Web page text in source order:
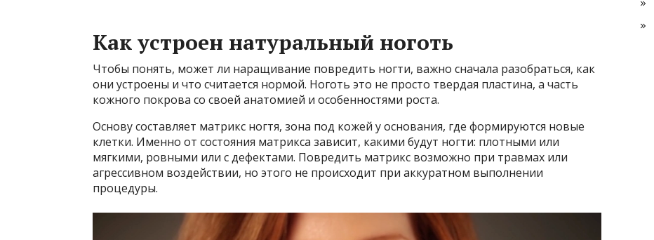
Как устроен натуральный ноготь
Чтобы понять, может ли наращивание повредить ногти, важно сначала разобраться, как
они устроены и что считается нормой. Ноготь это не просто твердая пластина, а часть
кожного покрова со своей анатомией и особенностями роста.
Основу составляет матрикс ногтя, зона под кожей у основания, где формируются новые
клетки. Именно от состояния матрикса зависит, какими будут ногти: плотными или
мягкими, ровными или с дефектами. Повредить матрикс возможно при травмах или
агрессивном воздействии, но этого не происходит при аккуратном выполнении
процедуры.